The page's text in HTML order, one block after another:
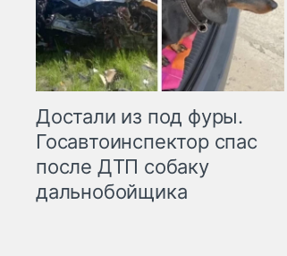
Достали из под фуры.
Госавтоинспектор спас
после ДТП собаку
дальнобойщика